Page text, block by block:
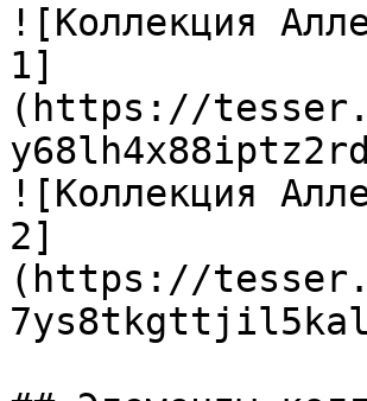
![Коллекция
1]
(https://
![Коллекция
2]
(https://